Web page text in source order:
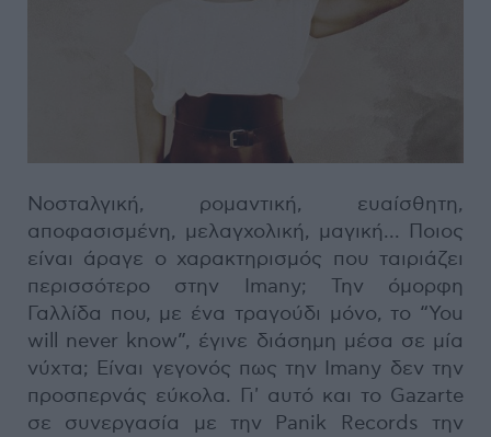
Νοσταλγική, ρομαντική, ευαίσθητη,
αποφασισμένη, μελαγχολική, μαγική... Ποιος
είναι άραγε ο χαρακτηρισμός που ταιριάζει
περισσότερο στην Imany; Την όμορφη
Γαλλίδα που, με ένα τραγούδι μόνο, το “You
will never know”, έγινε διάσημη μέσα σε μία
νύχτα; Είναι γεγονός πως την Imany δεν την
προσπερνάς εύκολα. Γι' αυτό και το Gazarte
σε συνεργασία με την Panik Records την